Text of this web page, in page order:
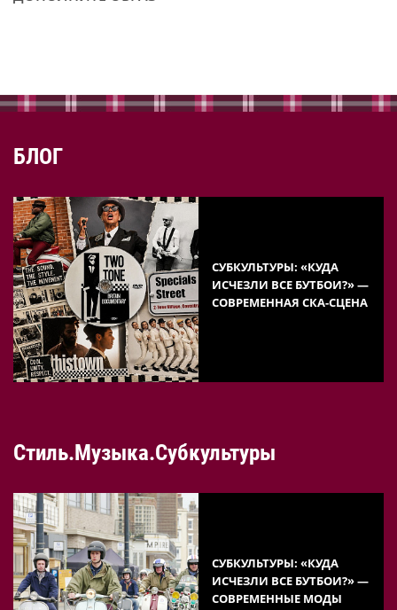
БЛОГ
СУБКУЛЬТУРЫ: «КУДА
ИСЧЕЗЛИ ВСЕ БУТБОИ?» —
СОВРЕМЕННАЯ СКА-СЦЕНА
Стиль.Музыка.Субкультуры
СУБКУЛЬТУРЫ: «КУДА
ИСЧЕЗЛИ ВСЕ БУТБОИ?» —
СОВРЕМЕННЫЕ МОДЫ